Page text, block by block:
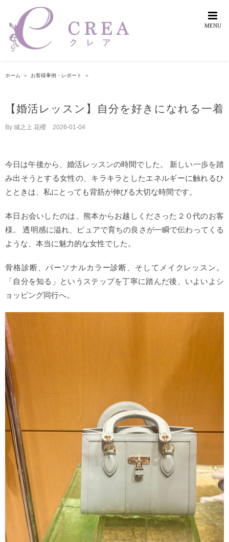
content
ホーム ＞ お客様事例・レポート ＞
【婚活レッスン】自分を好きになれる一着
By 城之上 花櫻 2026-01-04
今日は午後から、婚活レッスンの時間でした。 新しい一歩を踏
み出そうとする女性の、キラキラとしたエネルギーに触れるひ
とときは、私にとっても背筋が伸びる大切な時間です。
本日お会いしたのは、熊本からお越しくださった２０代のお客
様。 透明感に溢れ、ピュアで育ちの良さが一瞬で伝わってくる
ような、本当に魅力的な女性でした。
骨格診断、パーソナルカラー診断、そしてメイクレッスン。
「自分を知る」というステップを丁寧に踏んだ後、いよいよシ
ョッピング同行へ。